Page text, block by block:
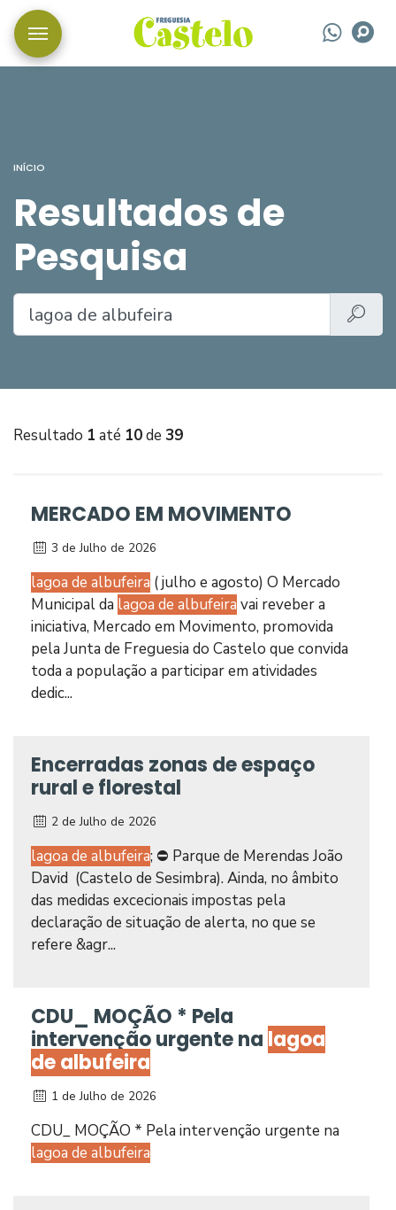
INÍCIO
Resultados de
Pesquisa
Resultado 1 até 10de 39
MERCADO EM MOVIMENTO
3 de Julho de 2026
lagoa de albufeira ( julho e agosto) O Mercado
Municipal da lagoa de albufeira vai reveber a
iniciativa, Mercado em Movimento, promovida
pela Junta de Freguesia do Castelo que convida
toda a população a participar em atividades
dedic...
Encerradas zonas de espaço
rural e florestal
2 de Julho de 2026
lagoa de albufeira; ⛔ Parque de Merendas João
David (Castelo de Sesimbra). Ainda, no âmbito
das medidas excecionais impostas pela
declaração de situação de alerta, no que se
refere &agr...
CDU_ MOÇÃO * Pela
intervenção urgente na lagoa
de albufeira
1 de Julho de 2026
CDU_ MOÇÃO * Pela intervenção urgente na
lagoa de albufeira